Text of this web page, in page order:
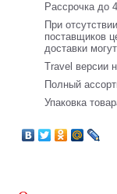
Рассрочка до
При
поставщиков
доставки
Travel версии
Полный
Упаковка